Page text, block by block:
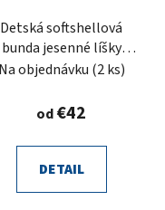
Detská softshellová
bunda jesenné líšky
čierne
Na objednávku (2 ks)
od€42
DETAIL